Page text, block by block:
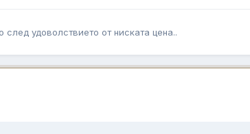
удоволствието от ниската цена..